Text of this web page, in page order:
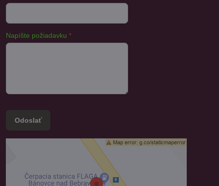
Napíšte požiadavku *
Odoslať